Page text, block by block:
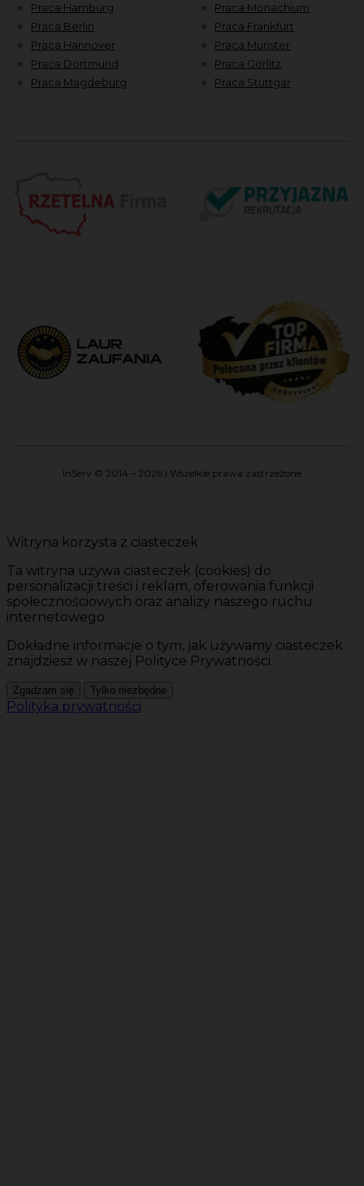
Praca Hamburg
Praca Berlin
Praca Hannover
Praca Dortmund
Praca Magdeburg
Praca Monachium
Praca Frankfurt
Praca Munster
Praca Görlitz
Praca Stuttgar
InServ © 2014 – 2026 | Wszelkie prawa zastrzeżone
Witryna korzysta z ciasteczek
Ta witryna używa ciasteczek (cookies) do
personalizacji treści i reklam, oferowania funkcji
społecznościowych oraz analizy naszego ruchu
internetowego.
Dokładne informacje o tym, jak używamy ciasteczek
znajdziesz w naszej Polityce Prywatności.
Zgadzam się Tylko niezbędne
Polityka prywatności